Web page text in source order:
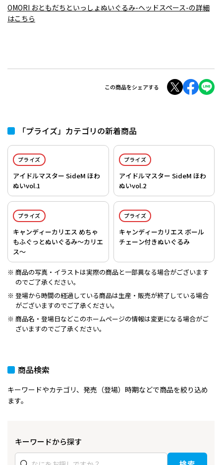
OMORI おともだちといっしょぬいぐるみ-ヘッドスペース-の詳細
はこちら
この商品をシェアする
「プライズ」カテゴリの新着商品
プライズ
アイドルマスター SideM ほわ
ぬいvol.1
プライズ
アイドルマスター SideM ほわ
ぬいvol.2
プライズ
キャンディーカリエス めちゃ
もふぐっとぬいぐるみ～カリエ
ス～
プライズ
キャンディーカリエス ボール
チェーン付きぬいぐるみ
商品の写真・イラストは実際の商品と一部異なる場合がございます
のでご了承ください。
登場から時間の経過している商品は生産・販売が終了している場合
がございますのでご了承ください。
商品名・登場日などこのホームページの情報は変更になる場合がご
ざいますのでご了承ください。
商品検索
キーワードやカテゴリ、発売（登場）時期などで商品を絞り込め
ます。
キーワードから探す